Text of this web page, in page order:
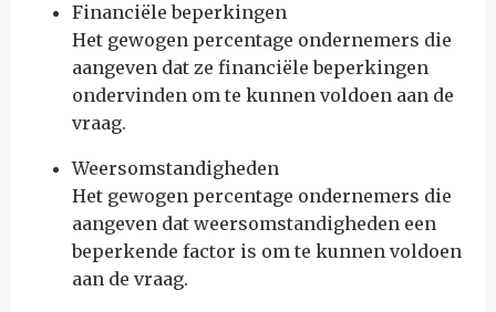
Financiële beperkingen
Het gewogen percentage ondernemers die
aangeven dat ze financiële beperkingen
ondervinden om te kunnen voldoen aan de
vraag.
Weersomstandigheden
Het gewogen percentage ondernemers die
aangeven dat weersomstandigheden een
beperkende factor is om te kunnen voldoen
aan de vraag.